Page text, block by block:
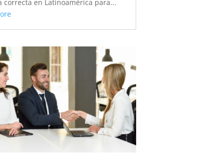
correcta en Latinoamérica para...